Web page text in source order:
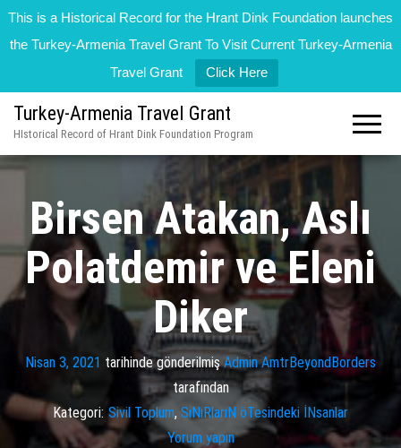
This is a Historical Record for the Hrant Dink Foundation launches
the Turkey-Armenia Travel Grant To Visit Current Turkey-Armenia
Travel Grant
Click Here
Turkey-Armenia Travel Grant
HIstorical Record of Hrant Dink Foundation Program
Birsen Atakan, Aslı
Polatdemir ve Eleni
Diker
Nisan 3, 2021 tarihinde gönderilmiş Admin AmtrBeyondBorders
tarafından
Kategori: Sivil Toplum, SıNıRlarıN öTesindeki İNsanlar
Yorum yapın